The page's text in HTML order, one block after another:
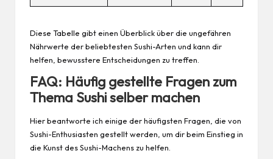
Diese Tabelle gibt einen Überblick über die ungefähren
Nährwerte der beliebtesten Sushi-Arten und kann dir
helfen, bewusstere Entscheidungen zu treffen.
FAQ: Häufig gestellte Fragen zum
Thema Sushi selber machen
Hier beantworte ich einige der häufigsten Fragen, die von
Sushi-Enthusiasten gestellt werden, um dir beim Einstieg in
die Kunst des Sushi-Machens zu helfen.